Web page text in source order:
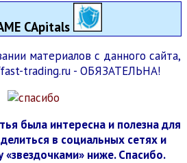
CApitals
материалов с данного сайта,
trading.ru - ОБЯЗАТЕЛЬНА!
была интересна и полезна для
в социальных сетях и
«звездочками» ниже. Спасибо.